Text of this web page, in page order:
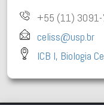
+55 (11)
celiss@usp.br
ICB I, Biologia